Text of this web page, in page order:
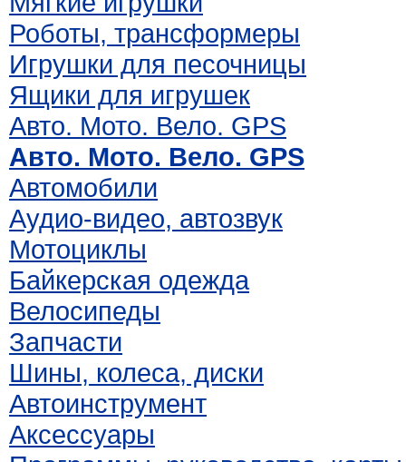
Роботы, трансформеры
Игрушки для песочницы
Ящики для игрушек
Авто. Мото. Вело. GPS
Авто. Мото. Вело. GPS
Автомобили
Аудио-видео, автозвук
Мотоциклы
Байкерская одежда
Велосипеды
Запчасти
Шины, колеса, диски
Автоинструмент
Аксессуары